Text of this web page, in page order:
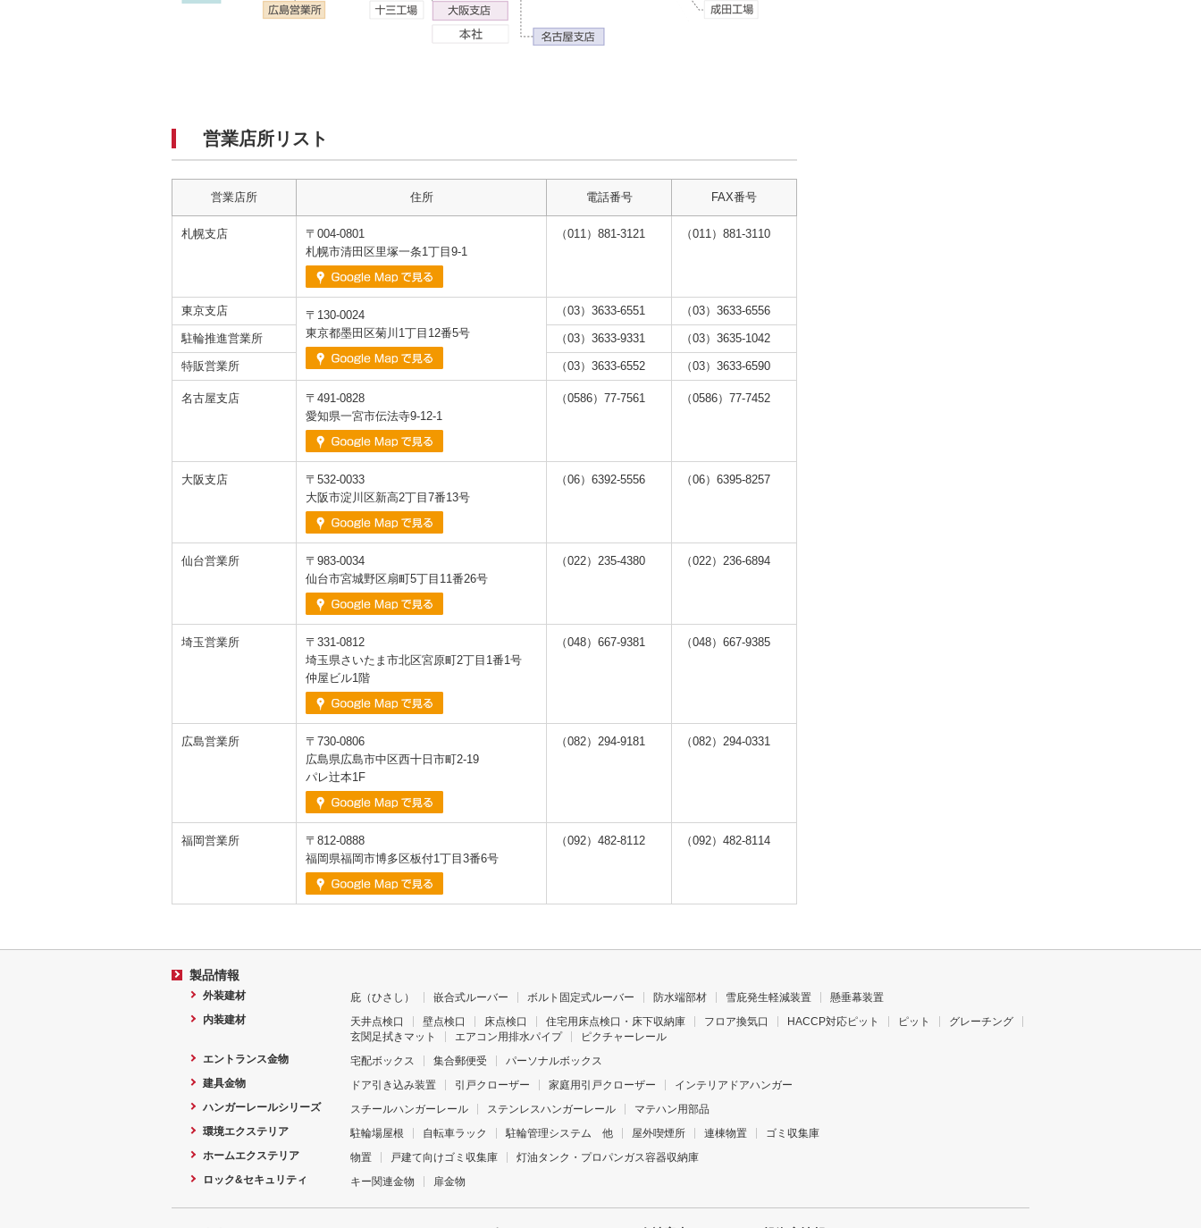
営業店所リスト
営業店所 住所 電話番号 FAX番号
札幌支店
〒004-0801
札幌市清田区里塚一条1丁目9-1
（011）881-3121 （011）881-3110
東京支店
駐輪推進営業所
特販営業所
〒130-0024
東京都墨田区菊川1丁目12番5号
（03）3633-6551
（03）3633-9331
（03）3633-6552
（03）3633-6556
（03）3635-1042
（03）3633-6590
名古屋支店
〒491-0828
愛知県一宮市伝法寺9-12-1
（0586）77-7561 （0586）77-7452
大阪支店
〒532-0033
大阪市淀川区新高2丁目7番13号
（06）6392-5556 （06）6395-8257
仙台営業所
〒983-0034
仙台市宮城野区扇町5丁目11番26号
（022）235-4380 （022）236-6894
埼玉営業所
〒331-0812
埼玉県さいたま市北区宮原町2丁目1番1号
仲屋ビル1階
（048）667-9381 （048）667-9385
広島営業所
〒730-0806
広島県広島市中区西十日市町2-19
パレ辻本1F
（082）294-9181 （082）294-0331
福岡営業所
〒812-0888
福岡県福岡市博多区板付1丁目3番6号
（092）482-8112 （092）482-8114
製品情報
外装建材 庇（ひさし） 嵌合式ルーバー ボルト固定式ルーバー 防水端部材 雪庇発生軽減装置
懸垂幕装置
内装建材
天井点検口 壁点検口 床点検口 住宅用床点検口・床下収納庫 フロア換気口 HACCP対応ピット ピット
グレーチング
玄関足拭きマット
エアコン用排水パイプ
ピクチャーレール
エントランス金物
宅配ボックス 集合郵便受
パーソナルボックス
建具金物
ドア引き込み装置 引戸クローザー 家庭用引戸クローザー
インテリアドアハンガー
ハンガーレールシリーズ
スチールハンガーレール ステンレスハンガーレール
マテハン用部品
環境エクステリア
駐輪場屋根 自転車ラック 駐輪管理システム 他 屋外喫煙所 連棟物置
ゴミ収集庫
ホームエクステリア
物置 戸建て向けゴミ収集庫
灯油タンク・プロパンガス容器収納庫
ロック&セキュリティ
キー関連金物 扉金物